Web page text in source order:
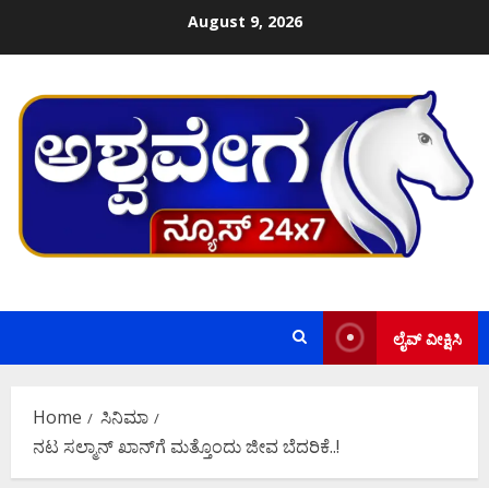
August 9, 2026
ಲೈವ್ ವೀಕ್ಷಿಸಿ
Home
ಸಿನಿಮಾ
ನಟ ಸಲ್ಮಾನ್‌ ಖಾನ್‌ಗೆ ಮತ್ತೊಂದು ಜೀವ ಬೆದರಿಕೆ..!